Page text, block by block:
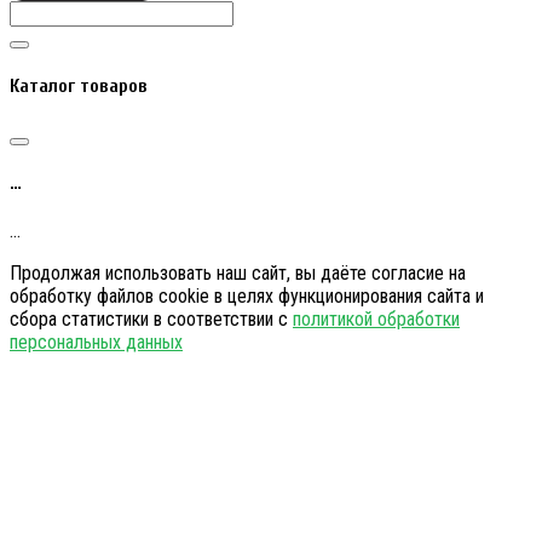
Каталог товаров
…
…
Продолжая использовать наш сайт, вы даёте согласие на
обработку файлов cookie в целях функционирования сайта и
сбора статистики в соответствии с политикой обработки
персональных данных